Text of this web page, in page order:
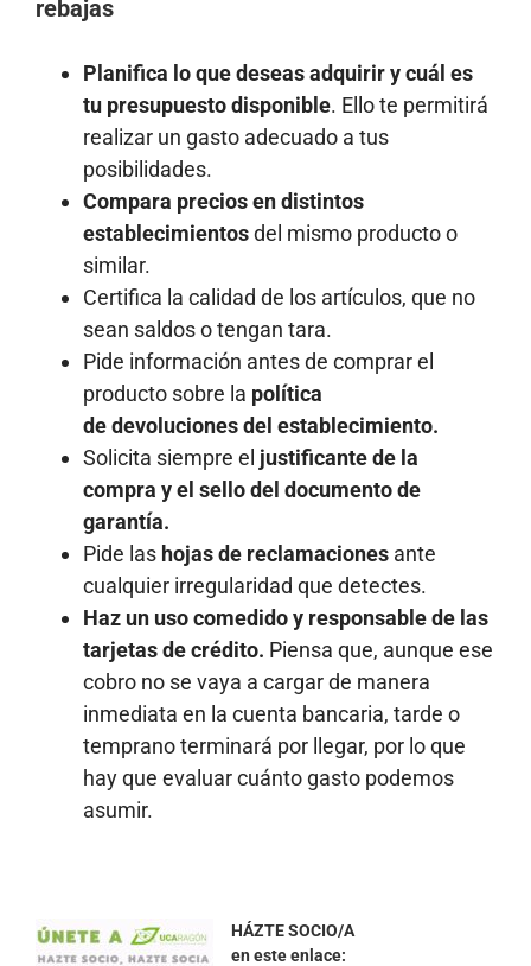
rebajas
Planifica lo que deseas adquirir y cuál es
tu presupuesto disponible. Ello te permitirá
realizar un gasto adecuado a tus
posibilidades.
Compara precios en distintos
establecimientosdel mismo producto o
similar.
Certifica la calidad de los artículos, que no
sean saldos o tengan tara.
Pide información antes de comprar el
producto sobre la política
de devoluciones del establecimiento.
Solicita siempre el justificante de la
compra y el sello del documento de
garantía.
Pide las hojas de reclamaciones ante
cualquier irregularidad que detectes.
Haz un uso comedido y responsable de las
tarjetas de crédito. Piensa que, aunque ese
cobro no se vaya a cargar de manera
inmediata en la cuenta bancaria, tarde o
temprano terminará por llegar, por lo que
hay que evaluar cuánto gasto podemos
asumir.
HÁZTE SOCIO/A
en este enlace: